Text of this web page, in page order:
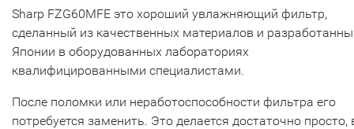
Sharp FZG60MFE это хороший увлажняющий фильтр,
сделанный из качественных материалов и
Японии в оборудованных лабораториях
квалифицированными специалистами.
После поломки или неработоспособности фильтра его
потребуется заменить. Это делается достаточно просто,